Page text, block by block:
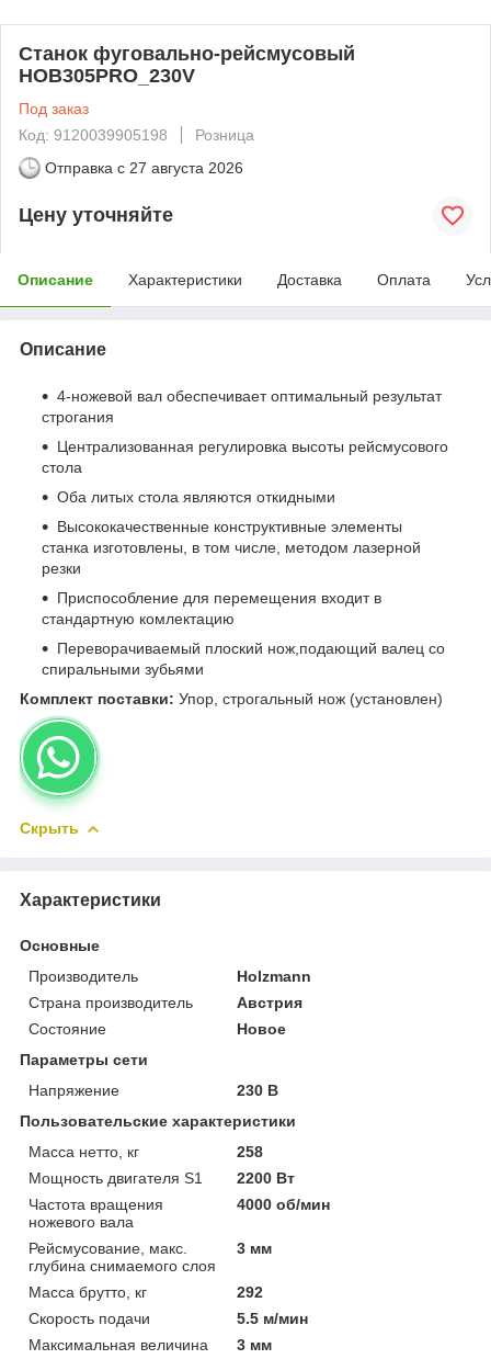
Станок фуговально-рейсмусовый
HOB305PRO_230V
Под заказ
Код: 9120039905198
Розница
Отправка с 27 августа 2026
Цену уточняйте
Описание Характеристики Доставка Оплата
Описание
4-ножевой вал обеспечивает оптимальный результат
строгания
Централизованная регулировка высоты рейсмусового
стола
Оба литых стола являются откидными
Высококачественные конструктивные элементы
станка изготовлены, в том числе, методом лазерной
резки
Приспособление для перемещения входит в
стандартную комлектацию
Переворачиваемый плоский нож,подающий валец со
спиральными зубьями
Комплект поставки: Упор, строгальный нож (установлен)
Скрыть
Характеристики
Основные
Производитель
Holzmann
Страна производитель
Австрия
Состояние
Новое
Параметры сети
Напряжение
230 В
Пользовательские характеристики
Масса нетто, кг
258
Мощность двигателя S1
2200 Вт
Частота вращения
ножевого вала
4000 об/мин
Рейсмусование, макс.
глубина снимаемого слоя
3 мм
Масса брутто, кг
292
Скорость подачи
5.5 м/мин
Максимальная величина
3 мм